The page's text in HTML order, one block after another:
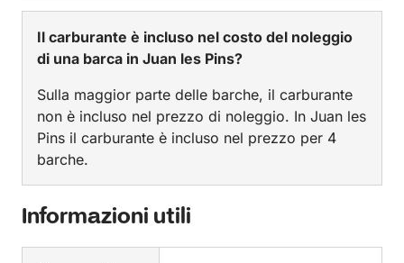
Il carburante è incluso nel costo del noleggio
di una barca in Juan les Pins?
Sulla maggior parte delle barche, il carburante
non è incluso nel prezzo di noleggio. In Juan les
Pins il carburante è incluso nel prezzo per 4
barche.
Informazioni utili